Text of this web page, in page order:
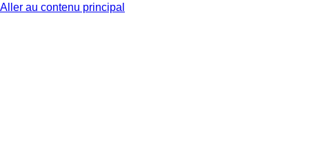
Aller au contenu principal